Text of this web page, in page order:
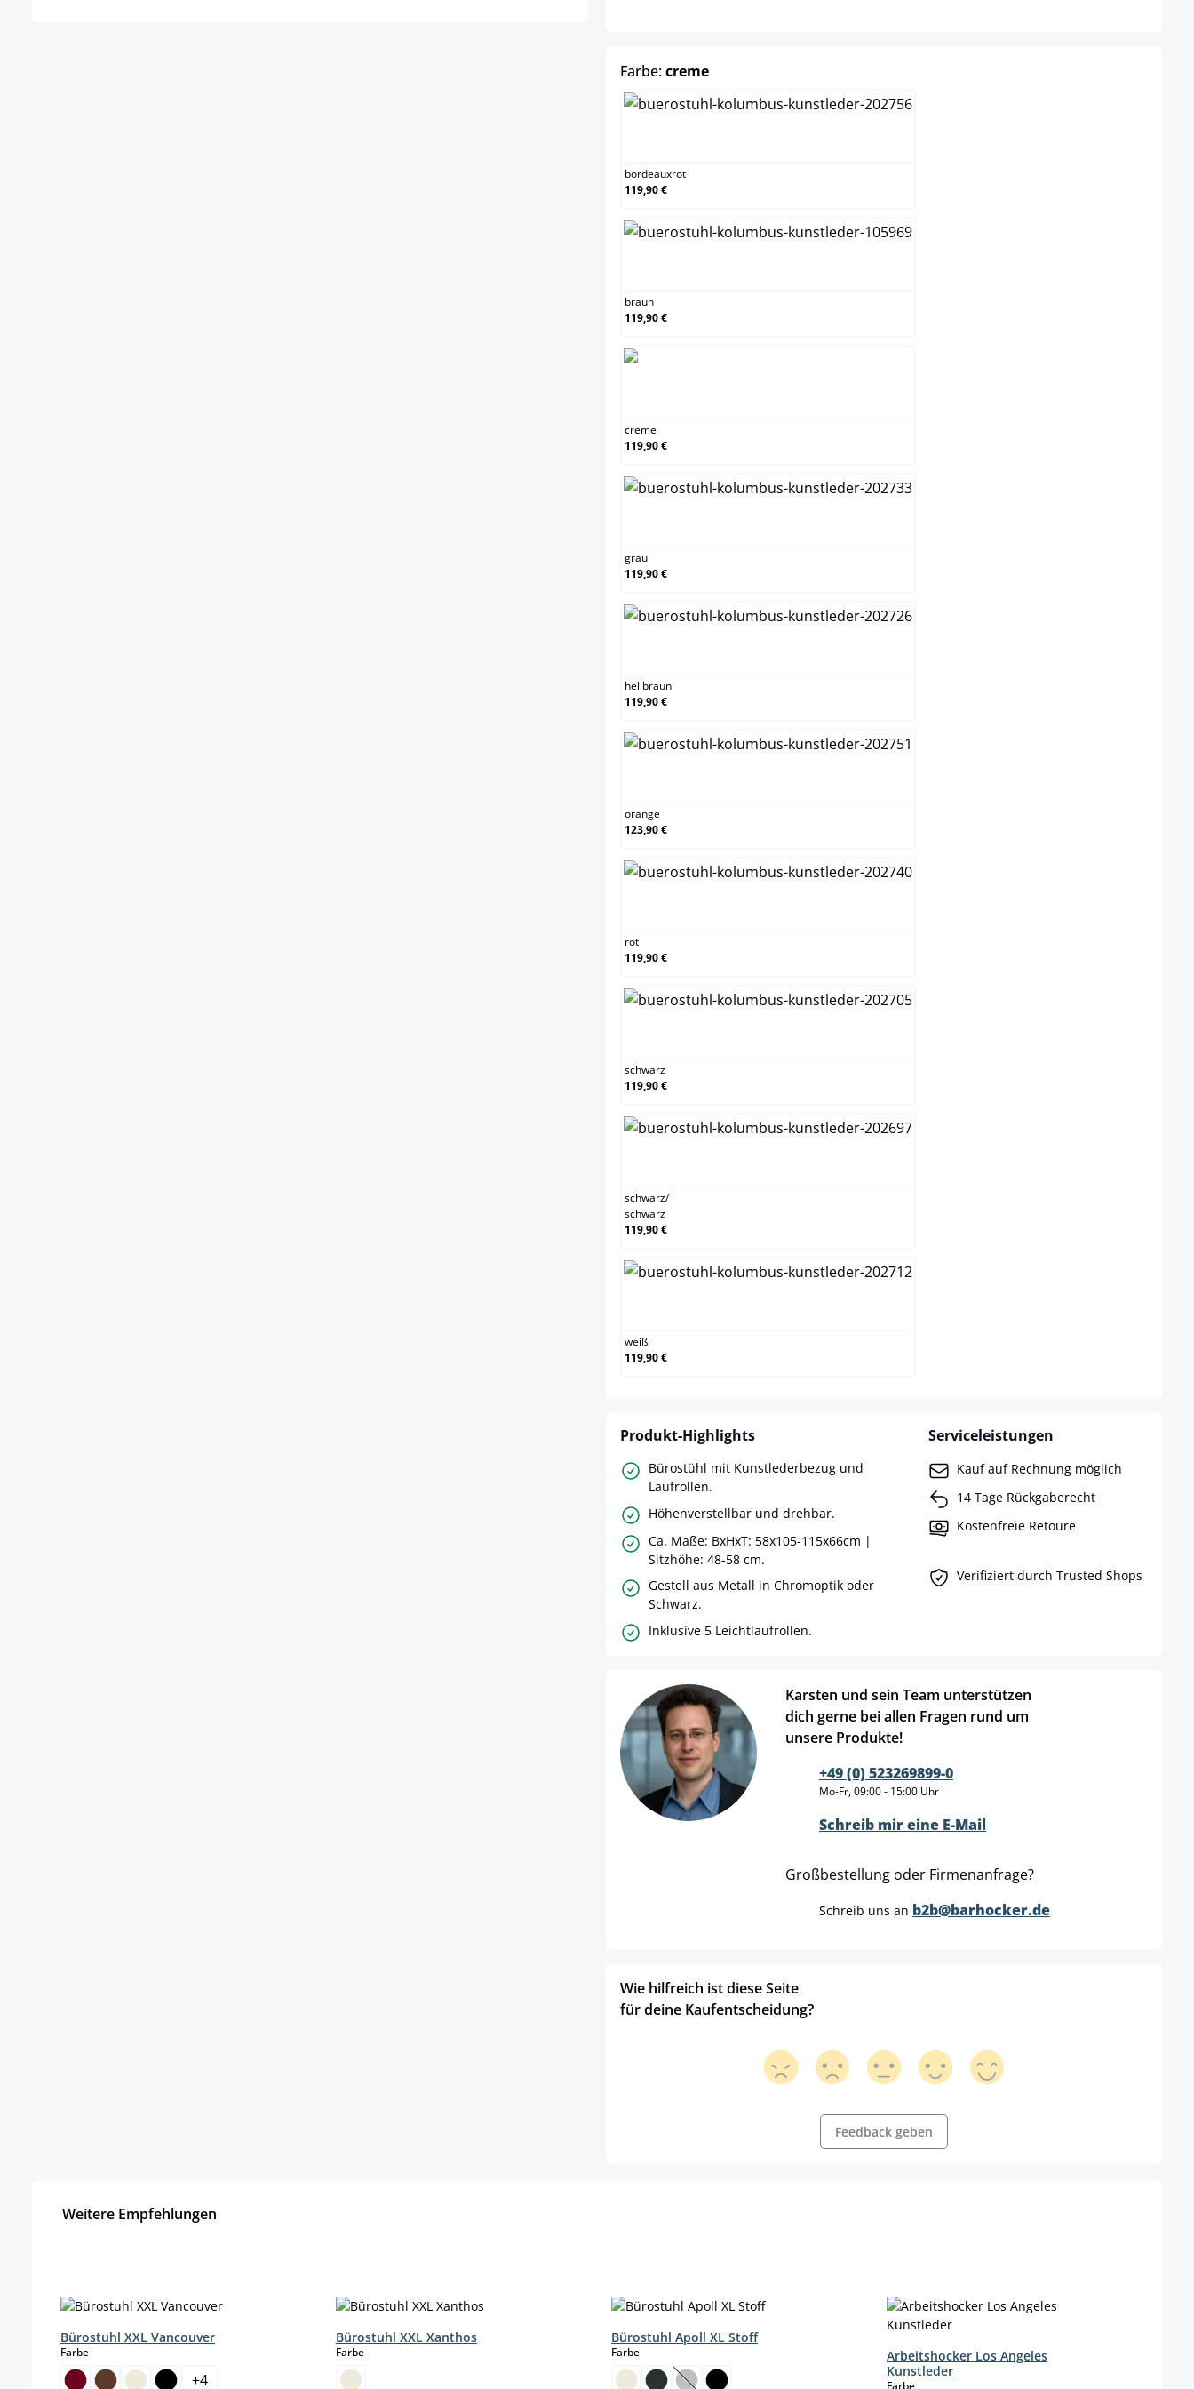
Farbe:cremeauswählen
bordeauxrot
119,90 €
braun
119,90 €
creme
119,90 €
grau
119,90 €
hellbraun
119,90 €
orange
123,90 €
rot
119,90 €
schwarz
119,90 €
schwarz/
schwarz
119,90 €
weiß
119,90 €
Produkt-Highlights
Bürostühl mit Kunstlederbezug und
Laufrollen.
Höhenverstellbar und drehbar.
Ca. Maße: BxHxT: 58x105-115x66cm |
Sitzhöhe: 48-58 cm.
Gestell aus Metall in Chromoptik oder
Schwarz.
Inklusive 5 Leichtlaufrollen.
Serviceleistungen
Kauf auf Rechnung möglich
14 Tage Rückgaberecht
Kostenfreie Retoure
Verifiziert durch Trusted Shops
Karsten und sein Team unterstützen
dich gerne bei allen Fragen rund um
unsere Produkte!
+49 (0) 523269899-0
Mo-Fr, 09:00 - 15:00 Uhr
Schreib mir eine E-Mail
Großbestellung oder Firmenanfrage?
Schreib uns an b2b@barhocker.de
Wie hilfreich ist diese Seite
für deine Kaufentscheidung?
Feedback geben
Weitere Empfehlungen
Bürostuhl XXL Vancouver
Farbeauswählen
+4
Bürostuhl XXL Xanthos
Farbeauswählen
Bürostuhl Apoll XL Stoff
Farbeauswählen
Arbeitshocker Los Angeles
Kunstleder
Farbeauswählen